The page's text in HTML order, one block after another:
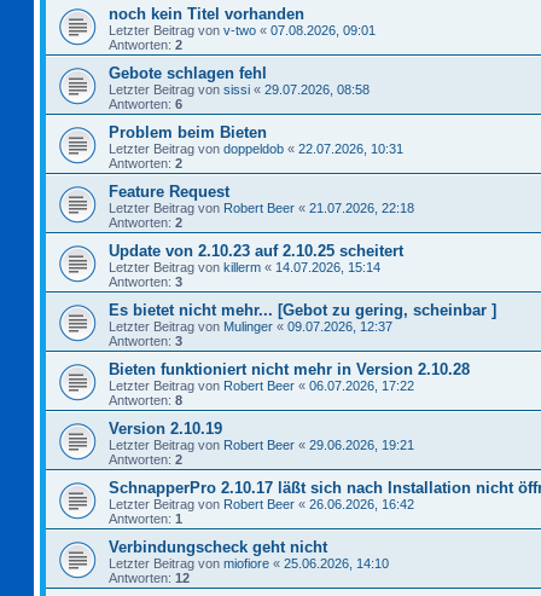
noch kein Titel vorhanden
Letzter Beitrag von v-two « 07.08.2026, 09:01
Antworten: 2
Gebote schlagen fehl
Letzter Beitrag von sissi « 29.07.2026, 08:58
Antworten: 6
Problem beim Bieten
Letzter Beitrag von doppeldob « 22.07.2026, 10:31
Antworten: 2
Feature Request
Letzter Beitrag von Robert Beer « 21.07.2026, 22:18
Antworten: 2
Update von 2.10.23 auf 2.10.25 scheitert
Letzter Beitrag von killerm « 14.07.2026, 15:14
Antworten: 3
Es bietet nicht mehr... [Gebot zu gering, scheinbar ]
Letzter Beitrag von Mulinger « 09.07.2026, 12:37
Antworten: 3
Bieten funktioniert nicht mehr in Version 2.10.28
Letzter Beitrag von Robert Beer « 06.07.2026, 17:22
Antworten: 8
Version 2.10.19
Letzter Beitrag von Robert Beer « 29.06.2026, 19:21
Antworten: 2
SchnapperPro 2.10.17 läßt sich nach Installation nicht
Letzter Beitrag von Robert Beer « 26.06.2026, 16:42
Antworten: 1
Verbindungscheck geht nicht
Letzter Beitrag von miofiore « 25.06.2026, 14:10
Antworten: 12